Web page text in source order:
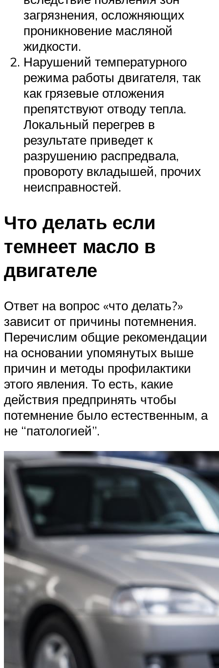
загрязнения, осложняющих
проникновение масляной
жидкости.
Нарушений температурного
режима работы двигателя, так
как грязевые отложения
препятствуют отводу тепла.
Локальный перегрев в
результате приведет к
разрушению распредвала,
провороту вкладышей, прочих
неисправностей.
Что делать если
темнеет масло в
двигателе
Ответ на вопрос «что делать?»
зависит от причины потемнения.
Перечислим общие рекомендации
на основании упомянутых выше
причин и методы профилактики
этого явления. То есть, какие
действия предпринять чтобы
потемнение было естественным, а
не “патологией”.